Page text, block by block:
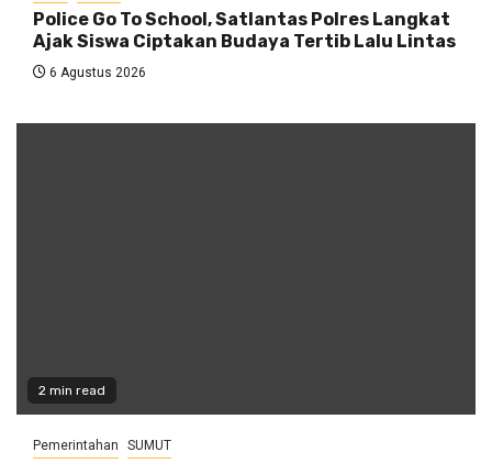
Police Go To School, Satlantas Polres Langkat
Ajak Siswa Ciptakan Budaya Tertib Lalu Lintas
6 Agustus 2026
2 min read
Pemerintahan SUMUT